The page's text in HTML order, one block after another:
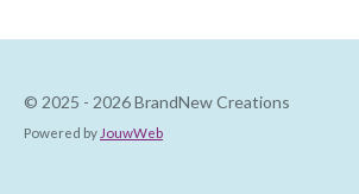
© 2025 - 2026 BrandNew Creations
Powered by JouwWeb